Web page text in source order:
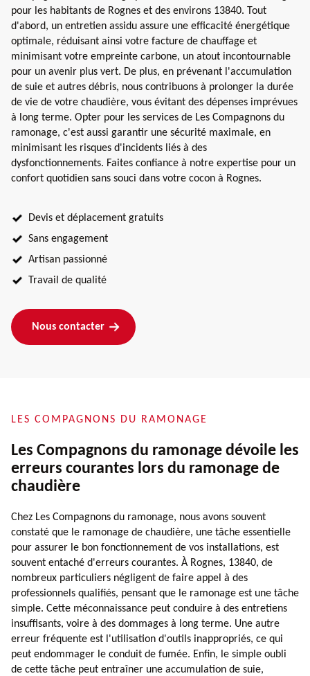
pour les habitants de Rognes et des environs 13840. Tout
d'abord, un entretien assidu assure une efficacité énergétique
optimale, réduisant ainsi votre facture de chauffage et
minimisant votre empreinte carbone, un atout incontournable
pour un avenir plus vert. De plus, en prévenant l'accumulation
de suie et autres débris, nous contribuons à prolonger la durée
de vie de votre chaudière, vous évitant des dépenses imprévues
à long terme. Opter pour les services de Les Compagnons du
ramonage, c'est aussi garantir une sécurité maximale, en
minimisant les risques d'incidents liés à des
dysfonctionnements. Faites confiance à notre expertise pour un
confort quotidien sans souci dans votre cocon à Rognes.
Devis et déplacement gratuits
Sans engagement
Artisan passionné
Travail de qualité
Nous contacter
LES COMPAGNONS DU RAMONAGE
Les Compagnons du ramonage dévoile les
erreurs courantes lors du ramonage de
chaudière
Chez Les Compagnons du ramonage, nous avons souvent
constaté que le ramonage de chaudière, une tâche essentielle
pour assurer le bon fonctionnement de vos installations, est
souvent entaché d'erreurs courantes. À Rognes, 13840, de
nombreux particuliers négligent de faire appel à des
professionnels qualifiés, pensant que le ramonage est une tâche
simple. Cette méconnaissance peut conduire à des entretiens
insuffisants, voire à des dommages à long terme. Une autre
erreur fréquente est l'utilisation d'outils inappropriés, ce qui
peut endommager le conduit de fumée. Enfin, le simple oubli
de cette tâche peut entraîner une accumulation de suie,